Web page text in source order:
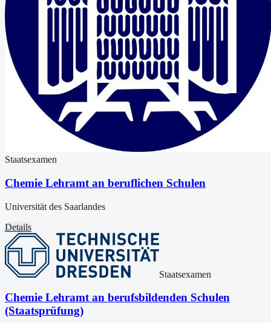
Staatsexamen
Chemie Lehramt an beruflichen Schulen
Universität des Saarlandes
Details
Staatsexamen
Chemie Lehramt an berufsbildenden Schulen
(Staatsprüfung)